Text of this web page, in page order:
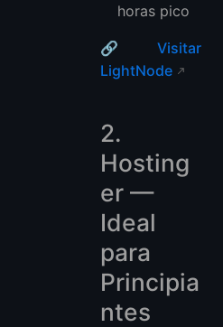
horas pico
🔗 Visitar
LightNode
2.
Hosting
er —
Ideal
para
Principia
ntes